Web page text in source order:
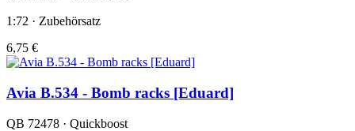
1:72 · Zubehörsatz
6,75 €
Avia B.534 - Bomb racks [Eduard]
QB 72478 · Quickboost